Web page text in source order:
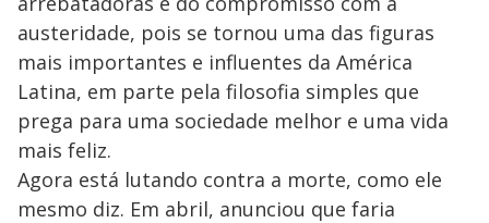
austeridade, pois se tornou uma das figuras
mais importantes e influentes da América
Latina, em parte pela filosofia simples que
prega para uma sociedade melhor e uma vida
mais feliz.
Agora está lutando contra a morte, como ele
mesmo diz. Em abril, anunciou que faria